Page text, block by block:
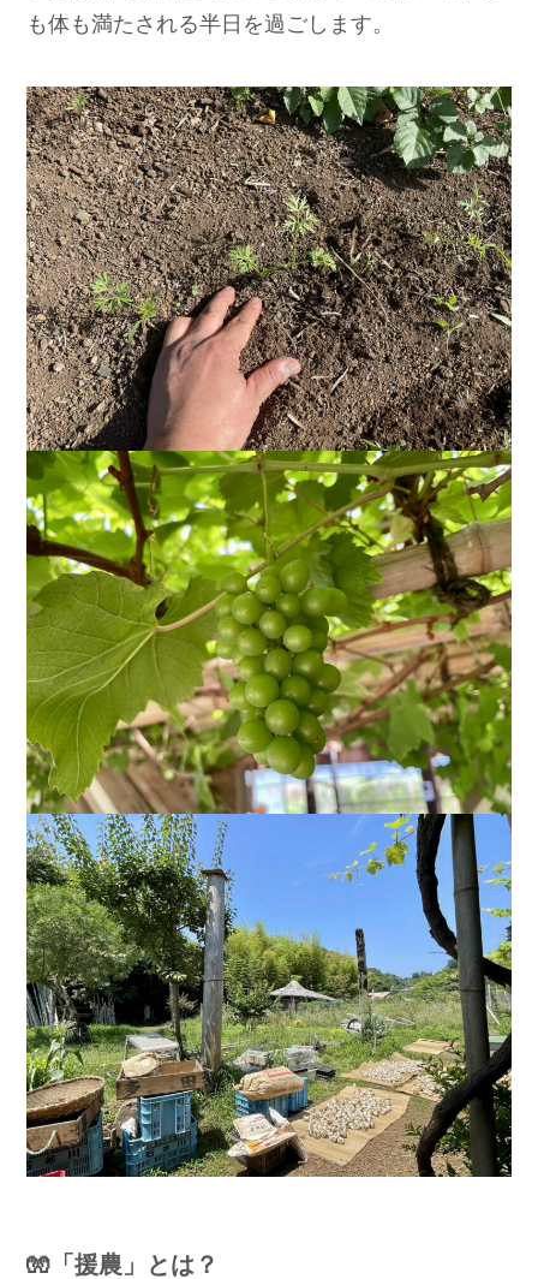
も体も満たされる半日を過ごします。
🧤「援農」とは？